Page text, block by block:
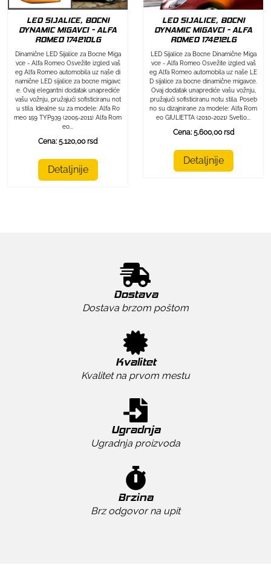
LED SIJALICE, BOCNI
DYNAMIC MIGAVCI - ALFA
ROMEO 174210LG
Dinamične LED Sijalice za Bocne Miga
vce - Alfa Romeo Osvežite izgled vaš
eg Alfa Romeo automobila uz naše di
namične LED sijalice za bocne migavc
e. Ovaj elegantni dodatak unaprediće
vašu vožnju, pružajući sofisticiranu not
u stila. Idealne su za modele: Alfa Ro
meo 159 TYP939 (2005-2011) Alfa Rom
eo...
Cena: 5.120,00 rsd
Detaljnije
LED SIJALICE, BOCNI
DYNAMIC MIGAVCI - ALFA
ROMEO 174212LG
LED Sijalice za Bocne Dinamične Miga
vce - Alfa Romeo Osvežite izgled vaš
eg Alfa Romeo automobila uz naše LE
D sijalice za bocne dinamične migavce.
Ovaj dodatak unaprediće vašu vožnju,
pružajući sofisticiranu notu stila. Poseb
no su dizajnirane za modele: Alfa Rom
eo GIULIETTA (2010-2021) Svetlo...
Cena: 5.600,00 rsd
Detaljnije
Dostava
Dostava brzom poštom
Kvalitet
Kvalitet na prvom mestu
Ugradnja
Ugradnja proizvoda
Brzina
Brz odgovor na upit